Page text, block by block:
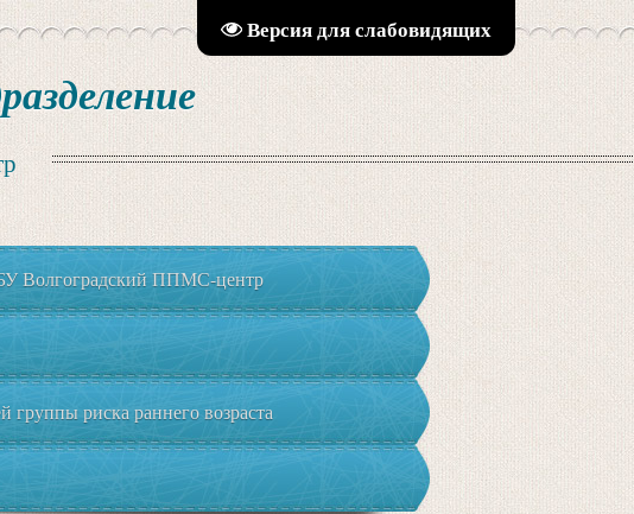
Версия для слабовидящих
Волгоградский ППМС-центр
риска раннего возраста